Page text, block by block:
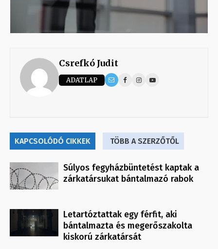
Csrefkó Judit
ADATLAP
KAPCSOLÓDÓ CIKKEK TÖBB A SZERZŐTŐL
Súlyos fegyházbüntetést kaptak a
zárkatársukat bántalmazó rabok
Letartóztattak egy férfit, aki
bántalmazta és megerőszakolta
kiskorú zárkatársát